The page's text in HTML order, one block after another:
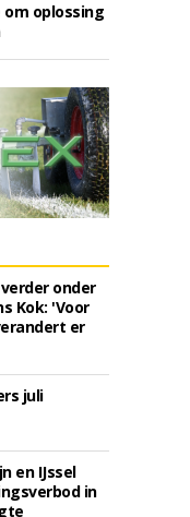
oplossing
onder
Kok: 'Voor
er
juli
en IJssel
in